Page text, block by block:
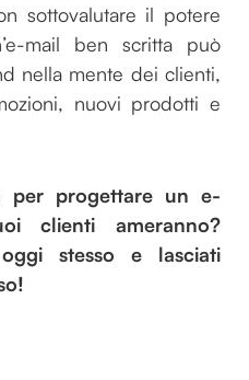
sottovalutare il potere
mail ben scritta può
nella mente dei clienti,
nuovi prodotti e
per progettare un e-
clienti ameranno?
stesso e lasciati